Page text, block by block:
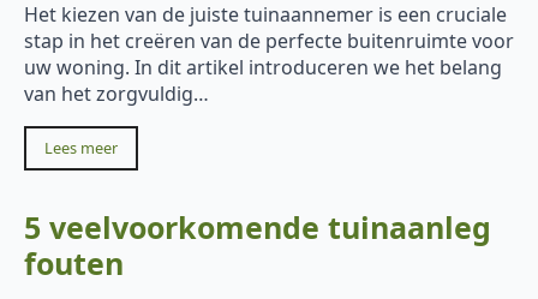
Het kiezen van de juiste tuinaannemer is een cruciale
stap in het creëren van de perfecte buitenruimte voor
uw woning. In dit artikel introduceren we het belang
van het zorgvuldig…
Lees meer
5 veelvoorkomende tuinaanleg
fouten